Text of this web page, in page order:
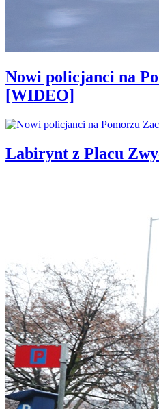
Nowi policjanci na
[WIDEO]
Labirynt z Placu